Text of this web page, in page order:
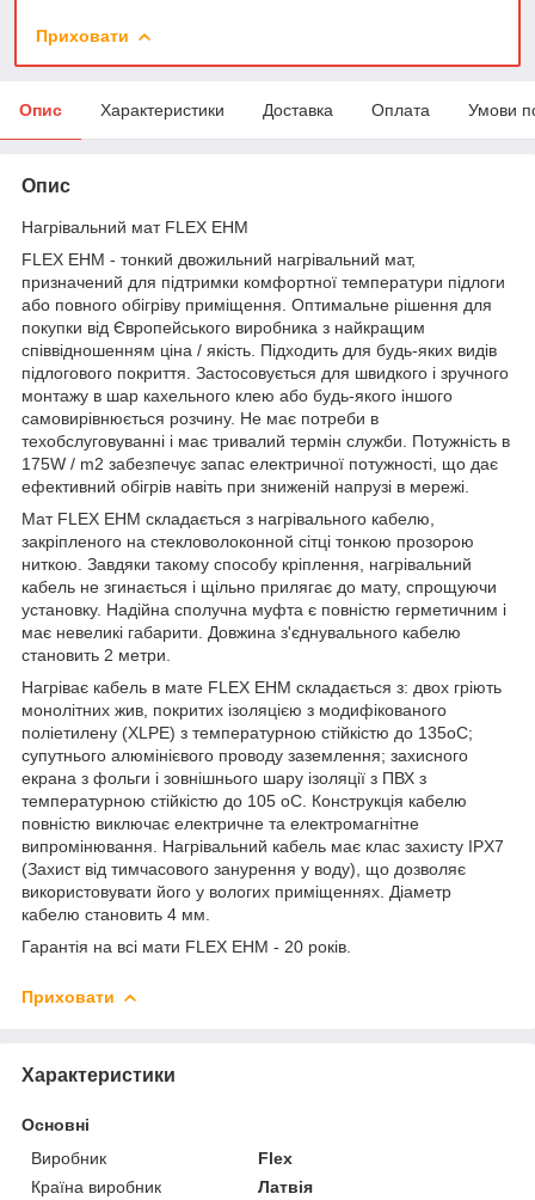
Приховати
Опис Характеристики Доставка Оплата Умови
Опис
Нагрівальний мат FLEX EHM
FLEX EHM - тонкий двожильний нагрівальний мат,
призначений для підтримки комфортної температури підлоги
або повного обігріву приміщення. Оптимальне рішення для
покупки від Європейського виробника з найкращим
співвідношенням ціна / якість. Підходить для будь-яких видів
підлогового покриття. Застосовується для швидкого і зручного
монтажу в шар кахельного клею або будь-якого іншого
самовирівнюється розчину. Не має потреби в
техобслуговуванні і має тривалий термін служби. Потужність в
175W / m2 забезпечує запас електричної потужності, що дає
ефективний обігрів навіть при зниженій напрузі в мережі.
Мат FLEX EHM складається з нагрівального кабелю,
закріпленого на стекловолоконной сітці тонкою прозорою
ниткою. Завдяки такому способу кріплення, нагрівальний
кабель не згинається і щільно прилягає до мату, спрощуючи
установку. Надійна сполучна муфта є повністю герметичним і
має невеликі габарити. Довжина з'єднувального кабелю
становить 2 метри.
Нагріває кабель в мате FLEX EHM складається з: двох гріють
монолітних жив, покритих ізоляцією з модифікованого
поліетилену (XLPE) з температурною стійкістю до 135oC;
супутнього алюмінієвого проводу заземлення; захисного
екрана з фольги і зовнішнього шару ізоляції з ПВХ з
температурною стійкістю до 105 oC. Конструкція кабелю
повністю виключає електричне та електромагнітне
випромінювання. Нагрівальний кабель має клас захисту IPX7
(Захист від тимчасового занурення у воду), що дозволяє
використовувати його у вологих приміщеннях. Діаметр
кабелю становить 4 мм.
Гарантія на всі мати FLEX EHM - 20 років.
Приховати
Характеристики
Основні
Виробник
Flex
Країна виробник
Латвія